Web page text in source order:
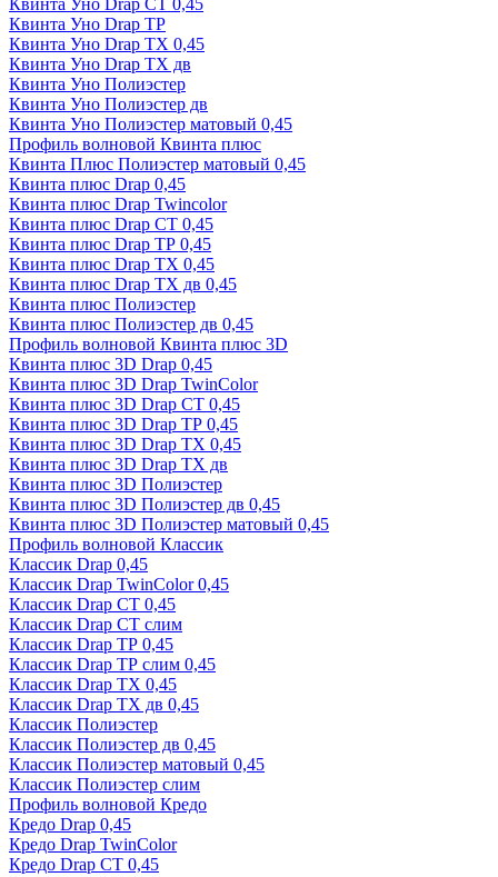
Квинта Уно Drap СТ 0,45
Квинта Уно Drap ТР
Квинта Уно Drap ТХ 0,45
Квинта Уно Drap ТХ дв
Квинта Уно Полиэстер
Квинта Уно Полиэстер дв
Квинта Уно Полиэстер матовый 0,45
Профиль волновой Квинта плюс
Квинта Плюс Полиэстер матовый 0,45
Квинта плюс Drap 0,45
Квинта плюс Drap Twincolor
Квинта плюс Drap СТ 0,45
Квинта плюс Drap ТР 0,45
Квинта плюс Drap ТХ 0,45
Квинта плюс Drap ТХ дв 0,45
Квинта плюс Полиэстер
Квинта плюс Полиэстер дв 0,45
Профиль волновой Квинта плюс 3D
Квинта плюс 3D Drap 0,45
Квинта плюс 3D Drap TwinColor
Квинта плюс 3D Drap СТ 0,45
Квинта плюс 3D Drap ТР 0,45
Квинта плюс 3D Drap ТХ 0,45
Квинта плюс 3D Drap ТХ дв
Квинта плюс 3D Полиэстер
Квинта плюс 3D Полиэстер дв 0,45
Квинта плюс 3D Полиэстер матовый 0,45
Профиль волновой Классик
Классик Drap 0,45
Классик Drap TwinColor 0,45
Классик Drap СТ 0,45
Классик Drap СТ слим
Классик Drap ТР 0,45
Классик Drap ТР слим 0,45
Классик Drap ТХ 0,45
Классик Drap ТХ дв 0,45
Классик Полиэстер
Классик Полиэстер дв 0,45
Классик Полиэстер матовый 0,45
Классик Полиэстер слим
Профиль волновой Кредо
Кредо Drap 0,45
Кредо Drap TwinColor
Кредо Drap СТ 0,45